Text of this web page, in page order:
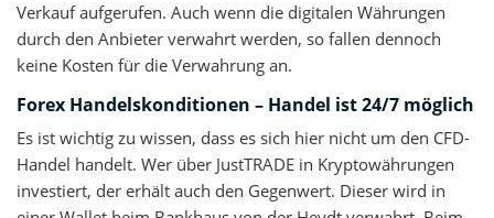
Verkauf aufgerufen. Auch wenn die digitalen Währungen
durch den Anbieter verwahrt werden, so fallen dennoch
keine Kosten für die Verwahrung an.
Forex Handelskonditionen – Handel ist 24/7 möglich
Es ist wichtig zu wissen, dass es sich hier nicht um den CFD-
Handel handelt. Wer über JustTRADE in Kryptowährungen
investiert, der erhält auch den Gegenwert. Dieser wird in